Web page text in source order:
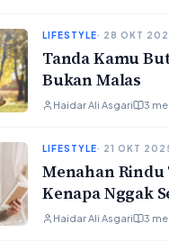
LIFESTYLE· 28 OKT
Tanda Kamu
Bukan Malas
Haidar Ali Asgari 3
LIFESTYLE· 21 OKT
Menahan
Kenapa Nggak
Nyalurin yang
Haidar Ali Asgari 3